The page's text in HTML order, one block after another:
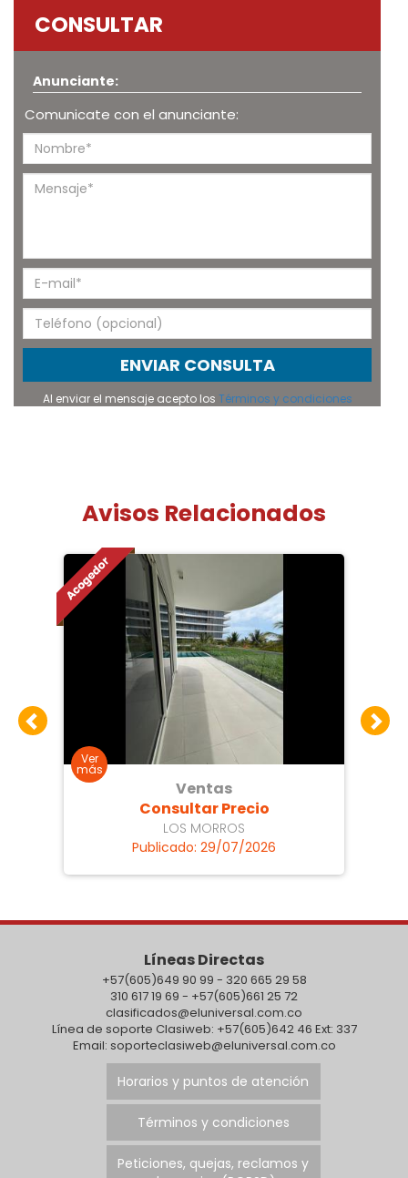
CONSULTAR
Anunciante:
Comunicate con el anunciante:
ENVIAR CONSULTA
Al enviar el mensaje acepto los Términos y condiciones
Avisos Relacionados
Ventas
Consultar Precio
LOS MORROS
Publicado: 29/07/2026
Líneas Directas
+57(605)649 90 99 - 320 665 29 58
310 617 19 69 - +57(605)661 25 72
clasificados@eluniversal.com.co
Línea de soporte Clasiweb: +57(605)642 46 Ext: 337
Email: soporteclasiweb@eluniversal.com.co
Horarios y puntos de atención
Términos y condiciones
Peticiones, quejas, reclamos y